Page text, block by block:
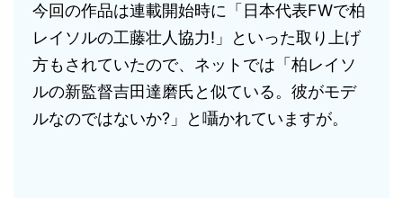
今回の作品は連載開始時に「日本代表FWで柏
レイソルの工藤壮人協力!」といった取り上げ
方もされていたので、ネットでは「柏レイソ
ルの新監督吉田達磨氏と似ている。彼がモデ
ルなのではないか?」と囁かれていますが。